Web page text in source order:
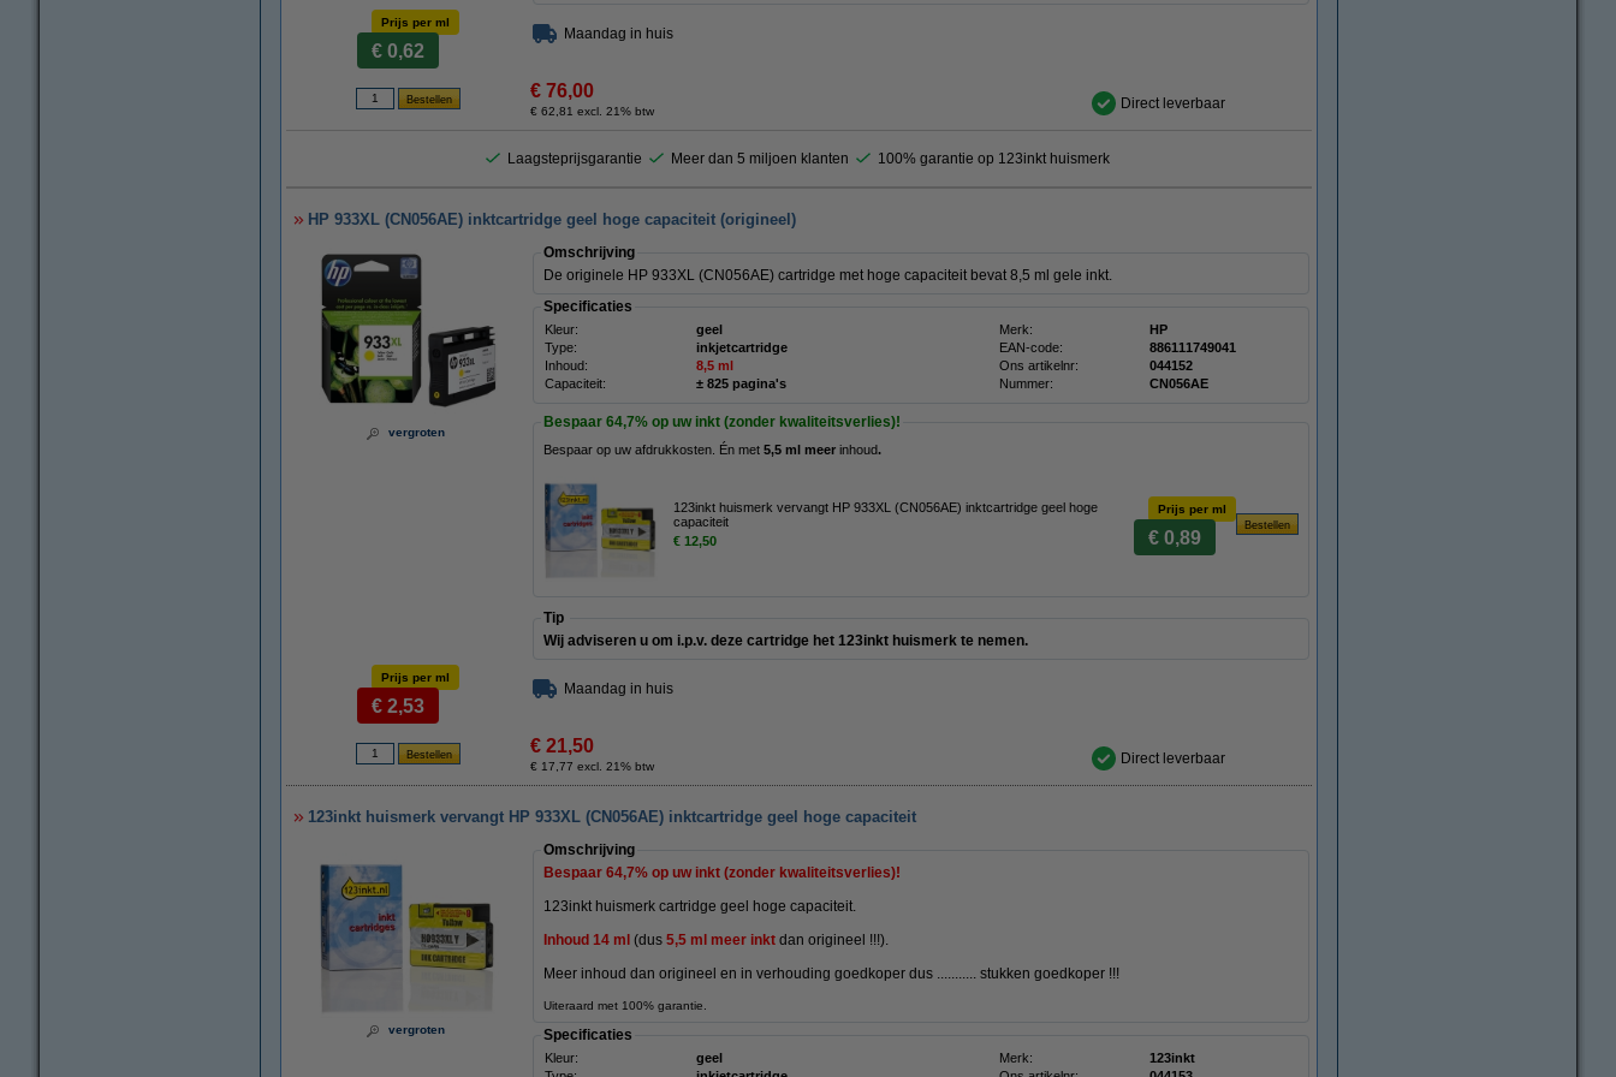
Prijs per ml
€ 0,62
Maandag in huis
€ 76,00
€ 62,81 excl. 21% btw Direct leverbaar
Laagsteprijsgarantie Meer dan 5 miljoen klanten 100% garantie op 123inkt huismerk
HP 933XL (CN056AE) inktcartridge geel hoge capaciteit (origineel)
vergroten
Omschrijving
De originele HP 933XL (CN056AE) cartridge met hoge capaciteit bevat 8,5 ml gele inkt.
Specificaties
Kleur: geel Merk:
HP
Type:
inkjetcartridge EAN-code:
886111749041
Inhoud:
8,5 ml Ons artikelnr:
044152
Capaciteit:
± 825 pagina's Nummer: CN056AE
Bespaar 64,7% op uw inkt (zonder kwaliteitsverlies)!
Bespaar op uw afdrukkosten. Én met 5,5 ml meer inhoud.
123inkt huismerk vervangt HP 933XL (CN056AE) inktcartridge geel hoge
capaciteit
€ 12,50
Prijs per ml
€ 0,89
Tip
Wij adviseren u om i.p.v. deze cartridge het 123inkt huismerk te nemen.
Prijs per ml
€ 2,53
Maandag in huis
€ 21,50
€ 17,77 excl. 21% btw Direct leverbaar
123inkt huismerk vervangt HP 933XL (CN056AE) inktcartridge geel hoge capaciteit
vergroten
Omschrijving
Bespaar 64,7% op uw inkt (zonder kwaliteitsverlies)!
123inkt huismerk cartridge geel hoge capaciteit.
Inhoud 14 ml (dus 5,5 ml meer inkt dan origineel !!!).
Meer inhoud dan origineel en in verhouding goedkoper dus ........... stukken goedkoper !!!
Uiteraard met 100% garantie.
Specificaties
Kleur: geel Merk:
123inkt